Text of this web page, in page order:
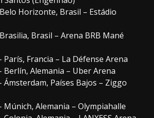
Horizonte, Brasil – Estádio
Brasil – Arena BRB Mané
París, Francia – La Défense Arena
Berlín, Alemania – Uber Arena
Ámsterdam, Países Bajos – Ziggo
Múnich, Alemania – Olympiahalle